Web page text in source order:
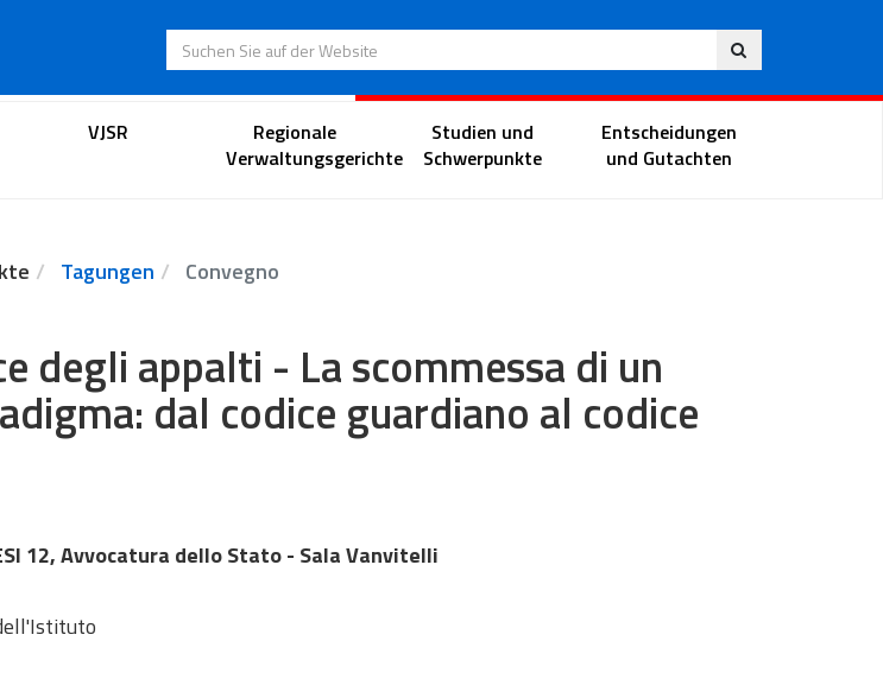
Deu
Suchen Sie auf der Website
Anwaltsportal Richterportal
VJSR
Regionale
Verwaltungsgerichte
Studien und
Schwerpunkte
Entscheidungen
und Gutachten
Tagungen Convegno
degli appalti - La scommessa di un
dal codice guardiano al codice
12, Avvocatura dello Stato - Sala Vanvitelli